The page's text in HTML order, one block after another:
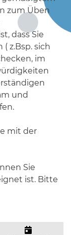
zum Üben
dass Sie
z.Bsp. sich
im
und
mit der
Sie
ist. Bitte